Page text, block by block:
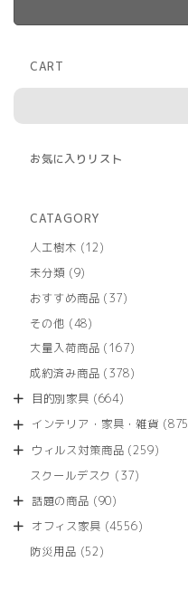
CART
お気に入りリスト
CATAGORY
人工樹木
1212
商
未分類 99
の
商
おすすめ商品 3737
商
その他 4848
の
商
大量入荷商品 167167
の
成約済み商品 378378
商
目的別家具 664664
の
商
インテリア・家具・雑貨 875
ウィルス対策商品 259259
スクールデスク 3737
商
話題の商品 9090
の
オフィス家具 45564556
防災用品 5252